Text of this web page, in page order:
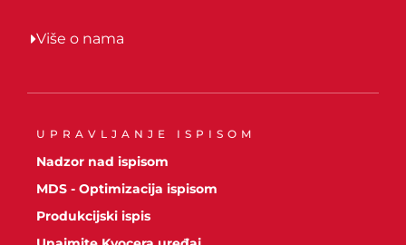
Više o nama
UPRAVLJANJE ISPISOM
Nadzor nad ispisom
MDS - Optimizacija ispisom
Produkcijski ispis